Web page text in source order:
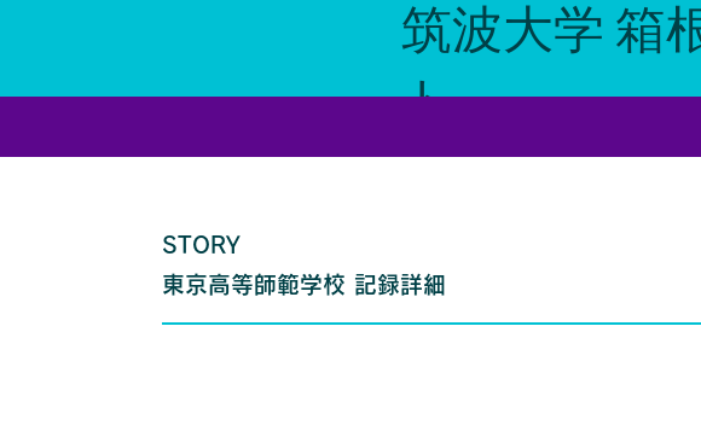
筑波大学 箱
ト
STORY
東京高等師範学校 記録詳細